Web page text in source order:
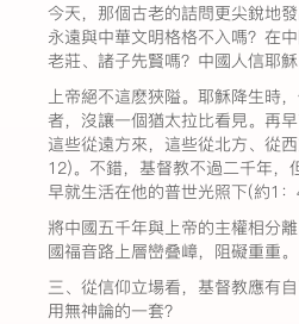
今天，那個古老的詰問更尖銳地
永遠與中華文明格格不入嗎？在
老莊、諸子先賢嗎？中國人信耶
上帝絕不這麽狹隘。耶穌降生時
者，沒讓一個猶太拉比看見。再
這些從遠方來，這些從北方、從
12)。不錯，基督教不過二千年，
早就生活在他的普世光照下(約1：
將中國五千年與上帝的主權相分
國福音路上層巒叠嶂，阻礙重重。
三、從信仰立場看，基督教應有
用無神論的一套？